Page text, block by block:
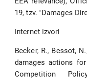
19, tzv. "Damages
Internet izvori
Becker, R., Bessot,
damages actions
Competition